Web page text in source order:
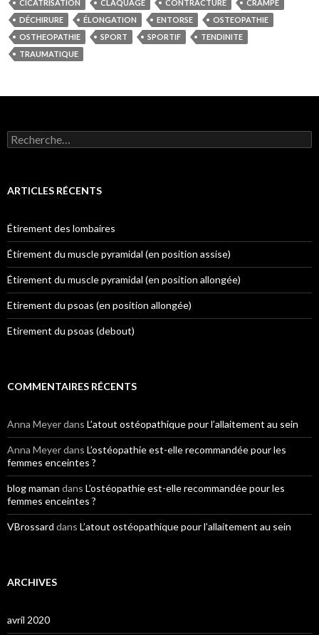
CICATRISATION CLAQUAGE CONTRACTURE
CRAMPE
DÉCHIRURE
ÉLONGATION ENTORSE
OSTEOPATHIE
OSTHEOPATHIE
SPORT SPORTIF
TENDINITE
TRAUMATIQUE
Rechercher :
ARTICLES RÉCENTS
Étirement des lombaires
Étirement du muscle pyramidal (en position assise)
Étirement du muscle pyramidal (en position allongée)
Etirement du psoas (en position allongée)
Etirement du psoas (debout)
COMMENTAIRES RÉCENTS
Anna Meyerdans L’atout ostéopathique pour l’allaitement au sein
Anna Meyerdans L’ostéopathie est-elle recommandée pour les
femmes enceintes ?
blog maman dans L’ostéopathie est-elle recommandée pour les
femmes enceintes ?
VBrossard dans L’atout ostéopathique pour l’allaitement au sein
ARCHIVES
avril 2020